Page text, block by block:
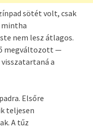
sötét volt, csak
mintha
nem lesz átlagos.
megváltozott —
a
Elsőre
teljesen
A tűz